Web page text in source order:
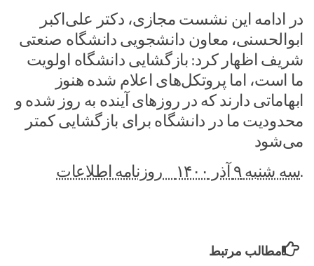
در ادامه این نشست مجازی، دکتر علی‌اکبر
ابوالحسنی، معاون دانشجویی دانشگاه صنعتی
شریف اظهار کرد: بازگشایی دانشگاه اولویت‌
ما است، اما پروتکل‌های اعلام شده هنوز
ابهاماتی دارند که در روزهای آینده به روز شده و
محدودیت ما در دانشگاه برای بازگشایی کمتر
می‌شود
.سه شنبه ۹ آذر ۱۴۰۰ روزنامه اطلاعات
مطالب مرتبط